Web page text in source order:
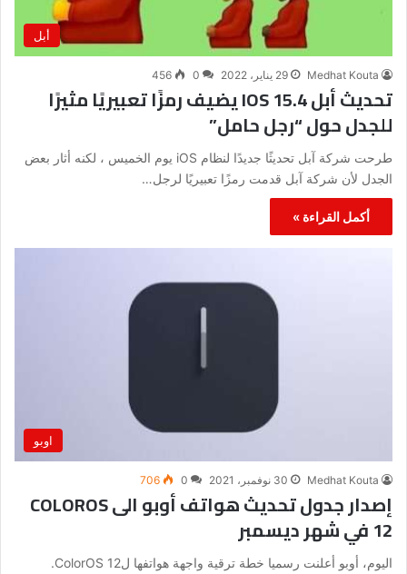
أبل
Medhat Kouta 29 يناير، 2022 0
456
تحديث أبل IOS 15.4 يضيف رمزًا تعبيريًا مثيرًا
للجدل حول “رجل حامل”
طرحت شركة آبل تحديثًا جديدًا لنظام iOS يوم الخميس ، لكنه أثار بعض
الجدل لأن شركة آبل قدمت رمزًا تعبيريًا لرجل…
أكمل القراءة »
اوبو
Medhat Kouta 30 نوفمبر، 2021 0
706
إصدار جدول تحديث هواتف أوبو الى COLOROS
12 في شهر ديسمبر
اليوم، أوبو أعلنت رسميا خطة ترقية واجهة هواتفها لColorOS 12.